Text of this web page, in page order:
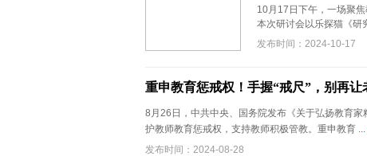
10月17日下午，一场聚
本次研讨会以乐探猫《研
发布时间：2024-10-17
重申教育惩戒权！手握“戒尺”，别再让
8月26日，中共中央、国务院发布《关于弘扬教育
护教师教育惩戒权，支持教师积极管教。重申教育 ...
发布时间：2024-08-28